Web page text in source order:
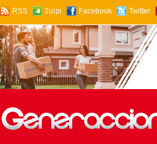
RSS 2urpi Facebook Twitter